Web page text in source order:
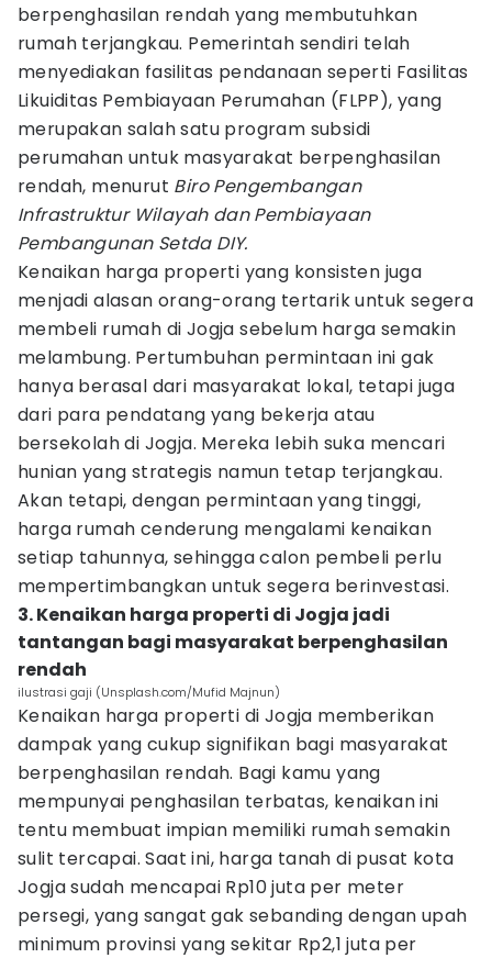
berpenghasilan rendah yang membutuhkan
rumah terjangkau. Pemerintah sendiri telah
menyediakan fasilitas pendanaan seperti Fasilitas
Likuiditas Pembiayaan Perumahan (FLPP), yang
merupakan salah satu program subsidi
perumahan untuk masyarakat berpenghasilan
rendah, menurut Biro Pengembangan
Infrastruktur Wilayah dan Pembiayaan
Pembangunan Setda DIY.
Kenaikan harga properti yang konsisten juga
menjadi alasan orang-orang tertarik untuk segera
membeli rumah di Jogja sebelum harga semakin
melambung. Pertumbuhan permintaan ini gak
hanya berasal dari masyarakat lokal, tetapi juga
dari para pendatang yang bekerja atau
bersekolah di Jogja. Mereka lebih suka mencari
hunian yang strategis namun tetap terjangkau.
Akan tetapi, dengan permintaan yang tinggi,
harga rumah cenderung mengalami kenaikan
setiap tahunnya, sehingga calon pembeli perlu
mempertimbangkan untuk segera berinvestasi.
3. Kenaikan harga properti di Jogja jadi
tantangan bagi masyarakat berpenghasilan
rendah
ilustrasi gaji (Unsplash.com/Mufid Majnun)
Kenaikan harga properti di Jogja memberikan
dampak yang cukup signifikan bagi masyarakat
berpenghasilan rendah. Bagi kamu yang
mempunyai penghasilan terbatas, kenaikan ini
tentu membuat impian memiliki rumah semakin
sulit tercapai. Saat ini, harga tanah di pusat kota
Jogja sudah mencapai Rp10 juta per meter
persegi, yang sangat gak sebanding dengan upah
minimum provinsi yang sekitar Rp2,1 juta per